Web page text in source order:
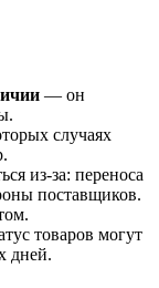
— он
случаях
из-за: переноса
поставщиков.
товаров могут
дней.